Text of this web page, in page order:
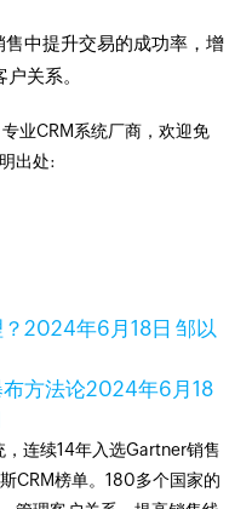
中提升交易的成功率，增
关系。
业CRM系统厂商，欢迎免
出处:
2024年6月18日 邹以
方法论2024年6月18
，连续14年入选Gartner销售
CRM榜单。180多个国家的